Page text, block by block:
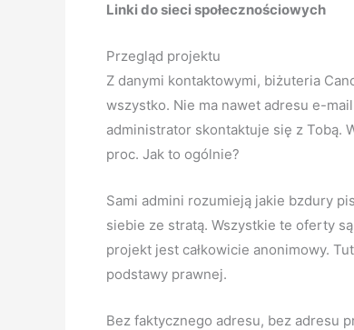
Linki do sieci społecznościowych
Przegląd projektu
Z danymi kontaktowymi, biżuteria
wszystko. Nie ma nawet adresu e-
administrator skontaktuje się z Tobą.
proc. Jak to ogólnie?
Sami admini rozumieją jakie bzdury
siebie ze stratą. Wszystkie te oferty
projekt jest całkowicie anonimowy.
podstawy prawnej.
Bez faktycznego adresu, bez adresu